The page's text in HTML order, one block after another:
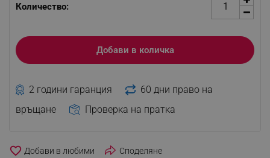
Количество:
Добави в количка
2 години гаранция
60 дни право на
връщане
Проверка на пратка
favorite_border Споделяне